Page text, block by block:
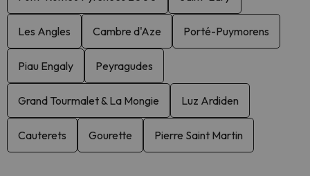
Les Angles Cambre d'Aze Porté-Puymorens
Piau Engaly Peyragudes
Grand Tourmalet & La Mongie Luz Ardiden
Cauterets Gourette Pierre Saint Martin